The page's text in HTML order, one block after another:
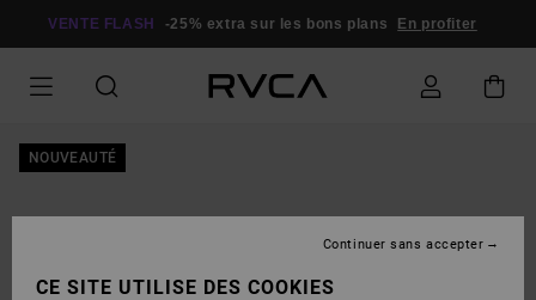
VENTE FLASH -25% extra sur les bons plans En profiter
NOUVEAUTÉ
CE SITE UTILISE DES COOKIES
Continuer sans accepter